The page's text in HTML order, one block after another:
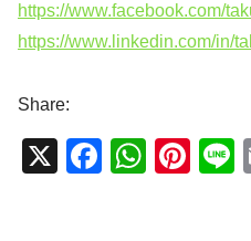
https://www.facebook.com/
https://www.linkedin.com/in/
Share:
X
F
W
Pi